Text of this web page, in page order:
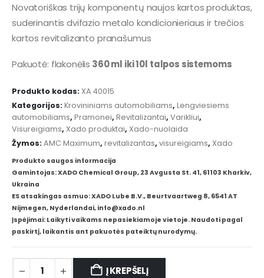
Novatoriškas trijų komponentų naujos kartos produktas,
suderinantis dvifazio metalo kondicionieriaus ir trečios
kartos revitalizanto pranašumus
Pakuotė: flakonėlis 360 ml iki 10l talpos sistemoms
Produkto kodas: XA 40015
Kategorijos: Krovininiams automobiliams, Lengviesiems
automobiliams, Pramonei, Revitalizantai, Varikliui,
Visureigiams, Xado produktai, Xado-nuolaida
Žymos: AMC Maximum, revitalizantas, visureigiams, Xado
Produkto saugos informacija
Gamintojas: XADO Chemical Group, 23 Avgusta St. 41, 61103 Kharkiv,
Ukraina
ES atsakingas asmuo: XADO Lube B.V., Beurtvaartweg 8, 6541 AT
Nijmegen, Nyderlandai, info@xado.nl
Įspėjimai: Laikyti vaikams nepasiekiamoje vietoje. Naudoti pagal
paskirtį, laikantis ant pakuotės pateiktų nurodymų.
Į KREPŠELĮ